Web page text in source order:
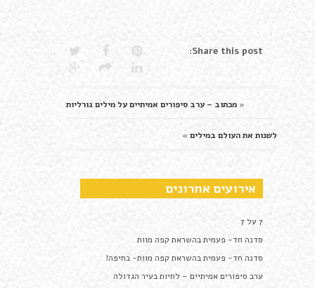
Share this post:
« מכתוב – ערב סיפורים אמיתיים על מילים גורליות
לשנות את העולם במילים »
אירועים אחרונים
7 על 7
סדנה חד- פעמית בהשראת קפה מוות
סדנה חד- פעמית בהשראת קפה מוות- בחיפה!
ערב סיפורים אמיתיים – לחיות בעיר הגדולה